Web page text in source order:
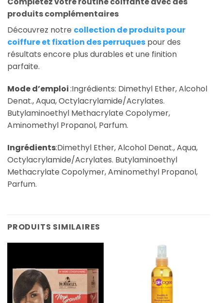
produits complémentaires
Découvrez notre collection de produits pour
coiffure et fixation des perruques pour des
résultats encore plus durables et une finition
parfaite.
Mode d’emploi:Ingrédients: Dimethyl Ether, Alcohol
Denat., Aqua, Octylacrylamide/Acrylates.
Butylaminoethyl Methacrylate Copolymer,
Aminomethyl Propanol, Parfum.
Ingrédients:Dimethyl Ether, Alcohol Denat., Aqua,
Octylacrylamide/Acrylates. Butylaminoethyl
Methacrylate Copolymer, Aminomethyl Propanol,
Parfum.
PRODUITS SIMILAIRES